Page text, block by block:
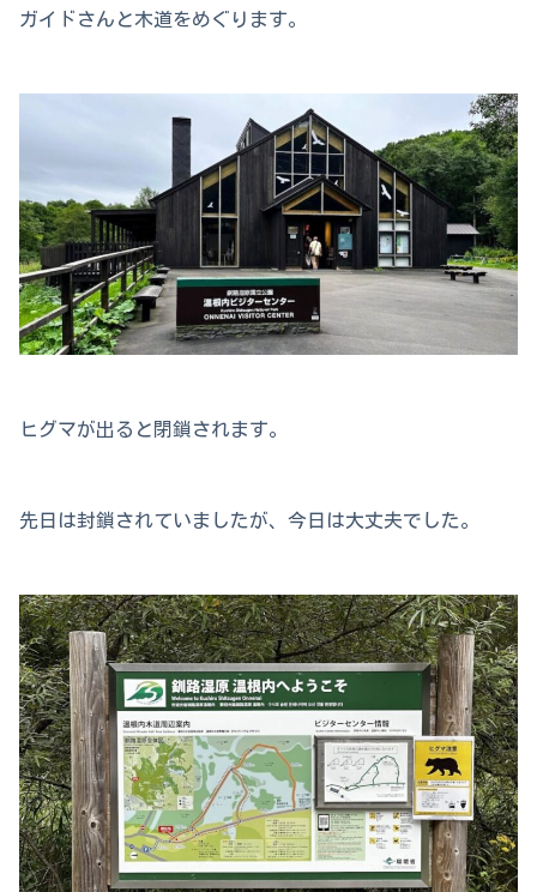
ガイドさんと木道をめぐります。
ヒグマが出ると閉鎖されます。
先日は封鎖されていましたが、今日は大丈夫でした。